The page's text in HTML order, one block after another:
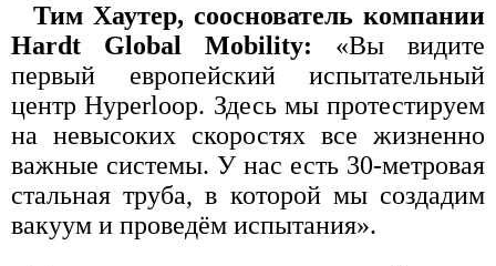
Тим Хаутер, сооснователь компании
Hardt Global Mobility: «Вы видите
первый европейский испытательный
центр Hyperloop. Здесь мы протестируем
на невысоких скоростях все жизненно
важные системы. У нас есть 30-метровая
стальная труба, в которой мы создадим
вакуум и проведём испытания».